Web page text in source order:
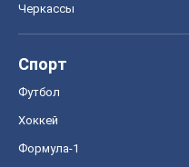
Черкассы
Спорт
Футбол
Хоккей
Формула-1